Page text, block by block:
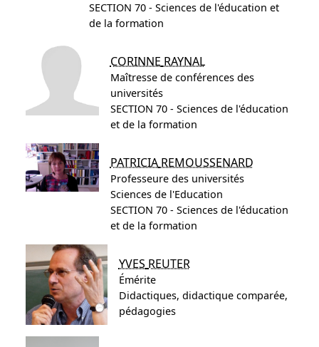
SECTION 70 - Sciences de l'éducation et
de la formation
CORINNE RAYNAL
Maîtresse de conférences des
universités
SECTION 70 - Sciences de l'éducation
et de la formation
PATRICIA REMOUSSENARD
Professeure des universités
Sciences de l'Education
SECTION 70 - Sciences de l'éducation
et de la formation
YVES REUTER
Émérite
Didactiques, didactique comparée,
pédagogies